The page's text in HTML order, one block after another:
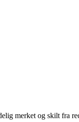
merket og skilt fra